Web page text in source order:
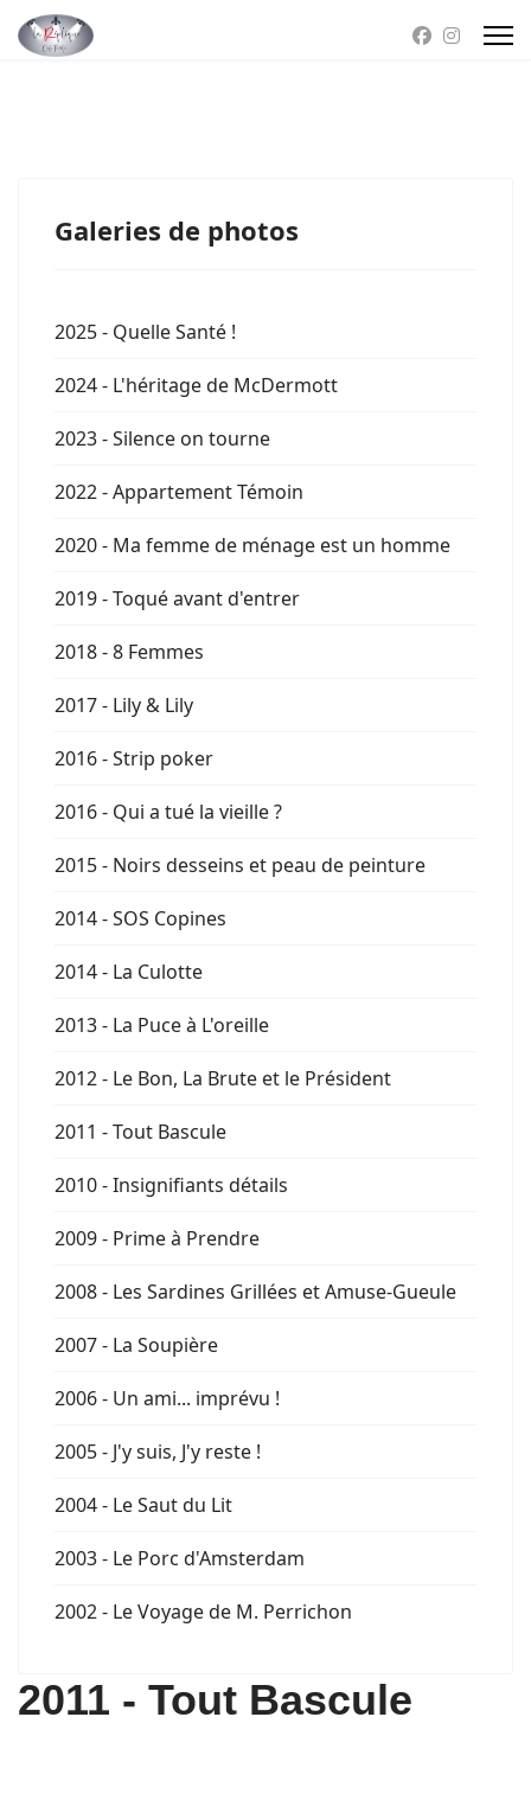
Galeries de photos
2025 - Quelle Santé !
2024 - L'héritage de McDermott
2023 - Silence on tourne
2022 - Appartement Témoin
2020 - Ma femme de ménage est un homme
2019 - Toqué avant d'entrer
2018 - 8 Femmes
2017 - Lily & Lily
2016 - Strip poker
2016 - Qui a tué la vieille ?
2015 - Noirs desseins et peau de peinture
2014 - SOS Copines
2014 - La Culotte
2013 - La Puce à L'oreille
2012 - Le Bon, La Brute et le Président
2011 - Tout Bascule
2010 - Insignifiants détails
2009 - Prime à Prendre
2008 - Les Sardines Grillées et Amuse-Gueule
2007 - La Soupière
2006 - Un ami... imprévu !
2005 - J'y suis, J'y reste !
2004 - Le Saut du Lit
2003 - Le Porc d'Amsterdam
2002 - Le Voyage de M. Perrichon
2011 - Tout Bascule